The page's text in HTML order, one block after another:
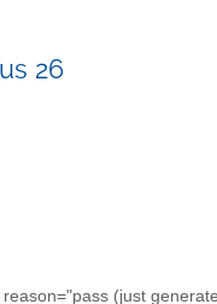
26
(just